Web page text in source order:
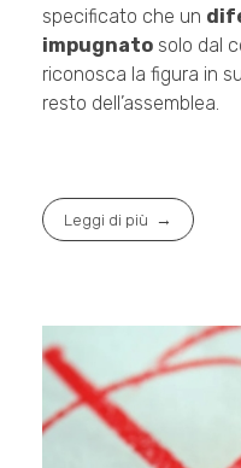
specificato che un
impugnato solo dal
riconosca la figura in
resto dell’assemblea.
Leggi di più